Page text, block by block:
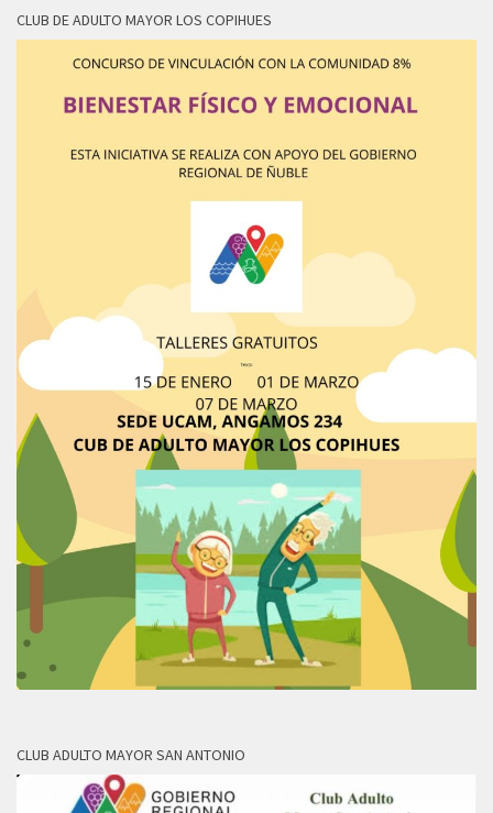
CLUB DE ADULTO MAYOR LOS COPIHUES
CLUB ADULTO MAYOR SAN ANTONIO